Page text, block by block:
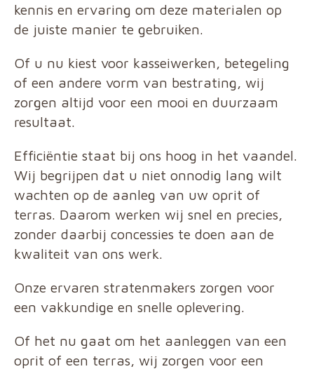
kennis en ervaring om deze materialen op
de juiste manier te gebruiken.
Of u nu kiest voor kasseiwerken, betegeling
of een andere vorm van bestrating, wij
zorgen altijd voor een mooi en duurzaam
resultaat.
Efficiëntie staat bij ons hoog in het vaandel.
Wij begrijpen dat u niet onnodig lang wilt
wachten op de aanleg van uw oprit of
terras. Daarom werken wij snel en precies,
zonder daarbij concessies te doen aan de
kwaliteit van ons werk.
Onze ervaren stratenmakers zorgen voor
een vakkundige en snelle oplevering.
Of het nu gaat om het aanleggen van een
oprit of een terras, wij zorgen voor een